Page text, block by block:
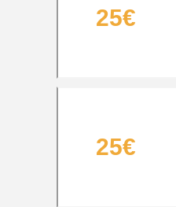
25€
25€